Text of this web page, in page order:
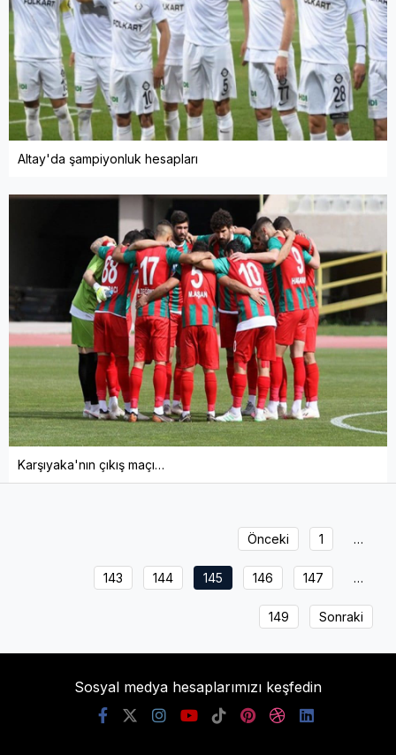
Altay'da şampiyonluk hesapları
Karşıyaka'nın çıkış maçı…
Önceki 1 …
143 144 145 146 147 …
149 Sonraki
Sosyal medya hesaplarımızı keşfedin